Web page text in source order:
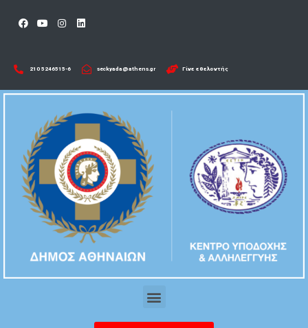
210 5246515-6​ seckyada@athens.gr Γίνε εθελοντής